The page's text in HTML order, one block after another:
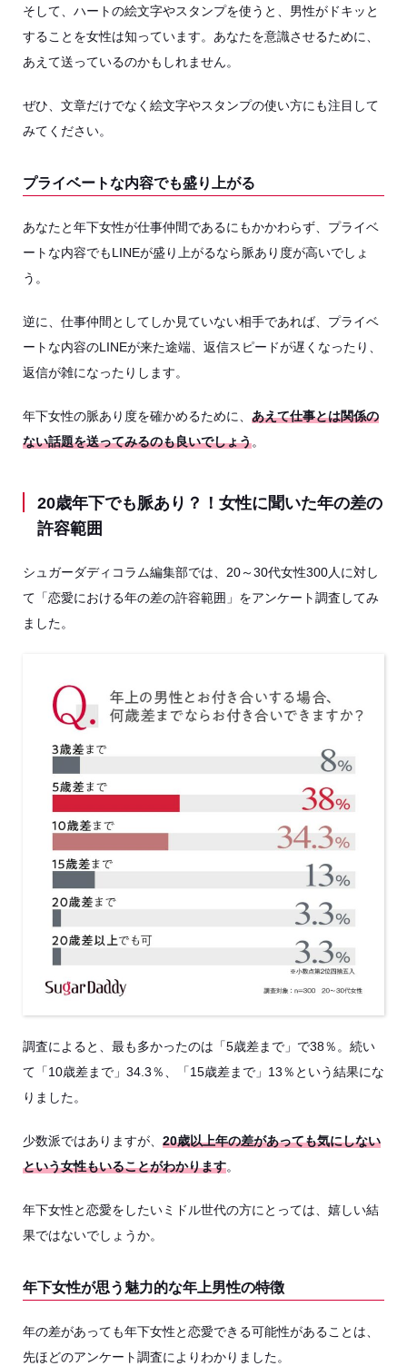
そして、ハートの絵文字やスタンプを使うと、男性がドキッと
することを女性は知っています。あなたを意識させるために、
あえて送っているのかもしれません。
ぜひ、文章だけでなく絵文字やスタンプの使い方にも注目して
みてください。
プライベートな内容でも盛り上がる
あなたと年下女性が仕事仲間であるにもかかわらず、プライベ
ートな内容でもLINEが盛り上がるなら脈あり度が高いでしょ
う。
逆に、仕事仲間としてしか見ていない相手であれば、プライベ
ートな内容のLINEが来た途端、返信スピードが遅くなったり、
返信が雑になったりします。
年下女性の脈あり度を確かめるために、 あえて仕事とは関係の
ない話題を送ってみるのも良いでしょう。
20歳年下でも脈あり？！女性に聞いた年の差の
許容範囲
シュガーダディコラム編集部では、20～30代女性300人に対し
て「恋愛における年の差の許容範囲」をアンケート調査してみ
ました。
調査によると、最も多かったのは「5歳差まで」で38％。続い
て「10歳差まで」34.3％、「15歳差まで」13％という結果にな
りました。
少数派ではありますが、 20歳以上年の差があっても気にしない
という女性もいることがわかります。
年下女性と恋愛をしたいミドル世代の方にとっては、嬉しい結
果ではないでしょうか。
年下女性が思う魅力的な年上男性の特徴
年の差があっても年下女性と恋愛できる可能性があることは、
先ほどのアンケート調査によりわかりました。